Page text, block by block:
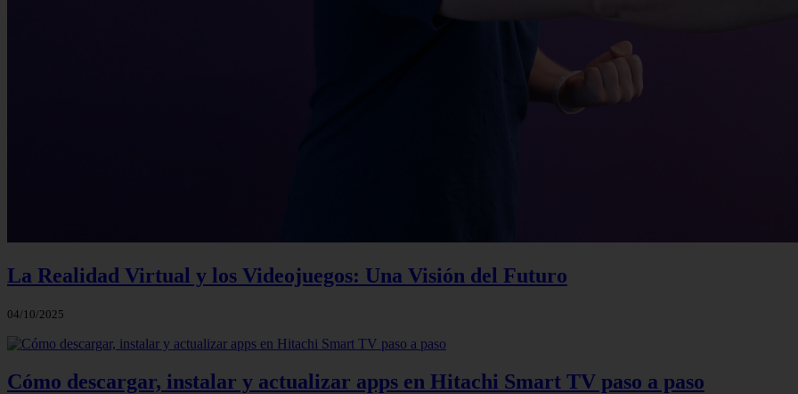
La Realidad Virtual y los Videojuegos: Una Visión del Futuro
04/10/2025
Cómo descargar, instalar y actualizar apps en Hitachi Smart TV paso a paso